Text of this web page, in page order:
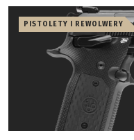
PISTOLETY I REWOLWERY